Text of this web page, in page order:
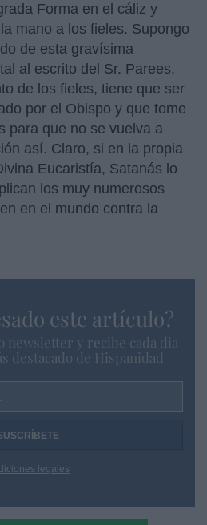
Forma en el cáliz y
mano a los fieles. Supongo
de esta gravísima
al escrito del Sr. Parees,
de los fieles, tiene que ser
por el Obispo y que tome
para que no se vuelva a
así. Claro, si en la propia
Eucaristía, Satanás lo
los muy numerosos
en el mundo contra la
este artículo?
newsletter y recibe cada dia
destacado de Hispanidad
legales